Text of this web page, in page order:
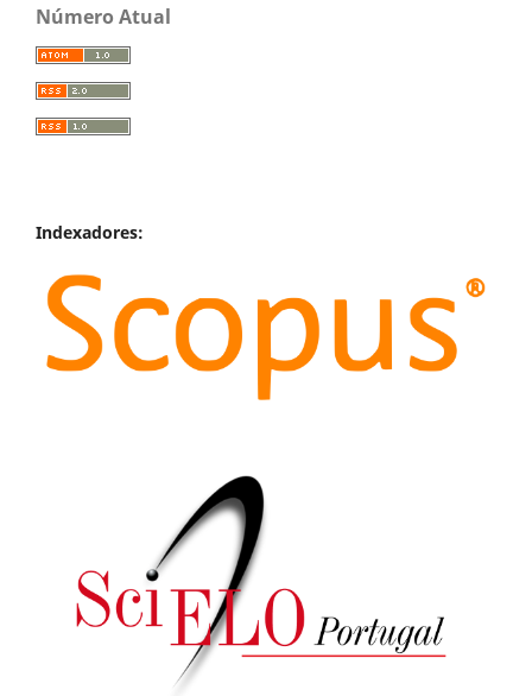
Número Atual
Indexadores: